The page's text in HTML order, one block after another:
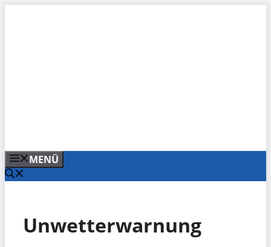
MENÜ
Unwetterwarnung